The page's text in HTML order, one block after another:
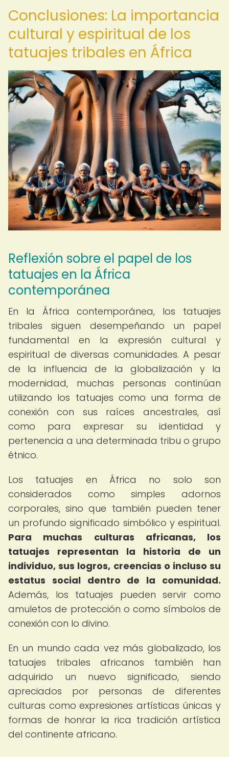
Conclusiones: La importancia
cultural y espiritual de los
tatuajes tribales en África
Reflexión sobre el papel de los
tatuajes en la África
contemporánea
En la África contemporánea, los tatuajes
tribales siguen desempeñando un papel
fundamental en la expresión cultural y
espiritual de diversas comunidades. A pesar
de la influencia de la globalización y la
modernidad, muchas personas continúan
utilizando los tatuajes como una forma de
conexión con sus raíces ancestrales, así
como para expresar su identidad y
pertenencia a una determinada tribu o grupo
étnico.
Los tatuajes en África no solo son
considerados como simples adornos
corporales, sino que también pueden tener
un profundo significado simbólico y espiritual.
Para muchas culturas africanas, los
tatuajes representan la historia de un
individuo, sus logros, creencias o incluso su
estatus social dentro de la comunidad.
Además, los tatuajes pueden servir como
amuletos de protección o como símbolos de
conexión con lo divino.
En un mundo cada vez más globalizado, los
tatuajes tribales africanos también han
adquirido un nuevo significado, siendo
apreciados por personas de diferentes
culturas como expresiones artísticas únicas y
formas de honrar la rica tradición artística
del continente africano.